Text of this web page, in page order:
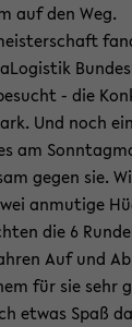
auf den Weg.
- die
Und noch
am
gegen sie.
an­mu­ti­ge
die 6
Auf und
für sie sehr
etwas Spaß